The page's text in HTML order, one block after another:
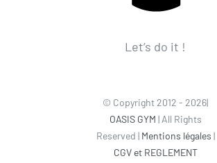
Let’s do it !
© Copyright 2012 - 2026|
OASIS GYM | All Rights
Reserved | Mentions légales |
CGV et REGLEMENT